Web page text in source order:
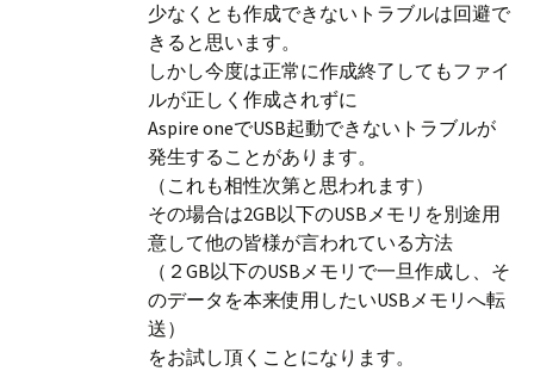
少なくとも作成できないトラブルは回避で
きると思います。
しかし今度は正常に作成終了してもファイ
ルが正しく作成されずに
Aspire oneでUSB起動できないトラブルが
発生することがあります。
（これも相性次第と思われます）
その場合は2GB以下のUSBメモリを別途用
意して他の皆様が言われている方法
（２GB以下のUSBメモリで一旦作成し、そ
のデータを本来使用したいUSBメモリへ転
送）
をお試し頂くことになります。